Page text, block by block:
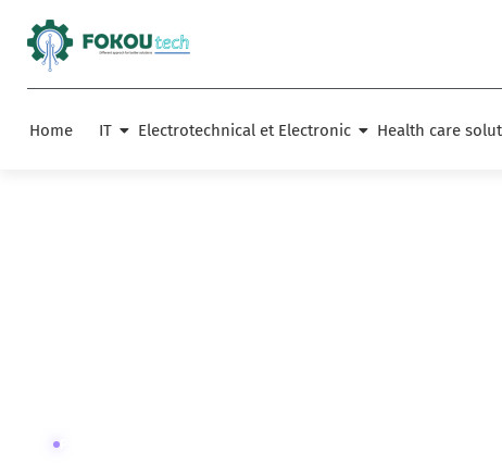
content
Home IT Electrotechnical et Electronic Health care
PROFESSIONAL CONSEIL EN STRATÉGIE NUMÉRIQUE